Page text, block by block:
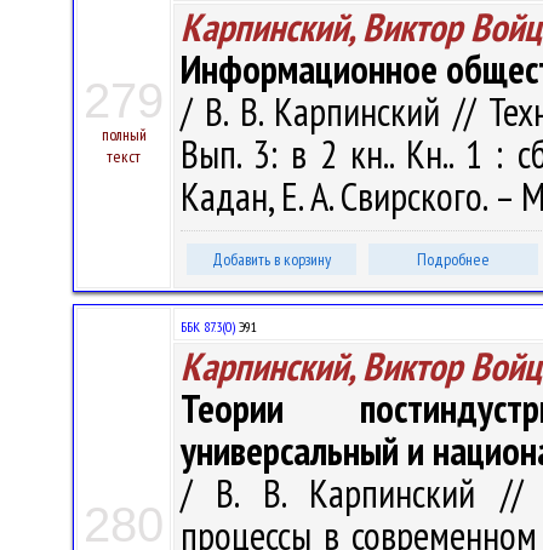
279
полный
текст
Карпинский, Виктор
Информационное
/ В. В. Карпинский //
Вып. 3: в 2 кн.. Кн.. 1 :
Кадан, Е. А. Свирского.
Добавить в корзину Подробнее
280
ББК 87.3(0) Э91
Карпинский, Виктор
Теории
универсальный и
/ В. В. Карпинский //
процессы в